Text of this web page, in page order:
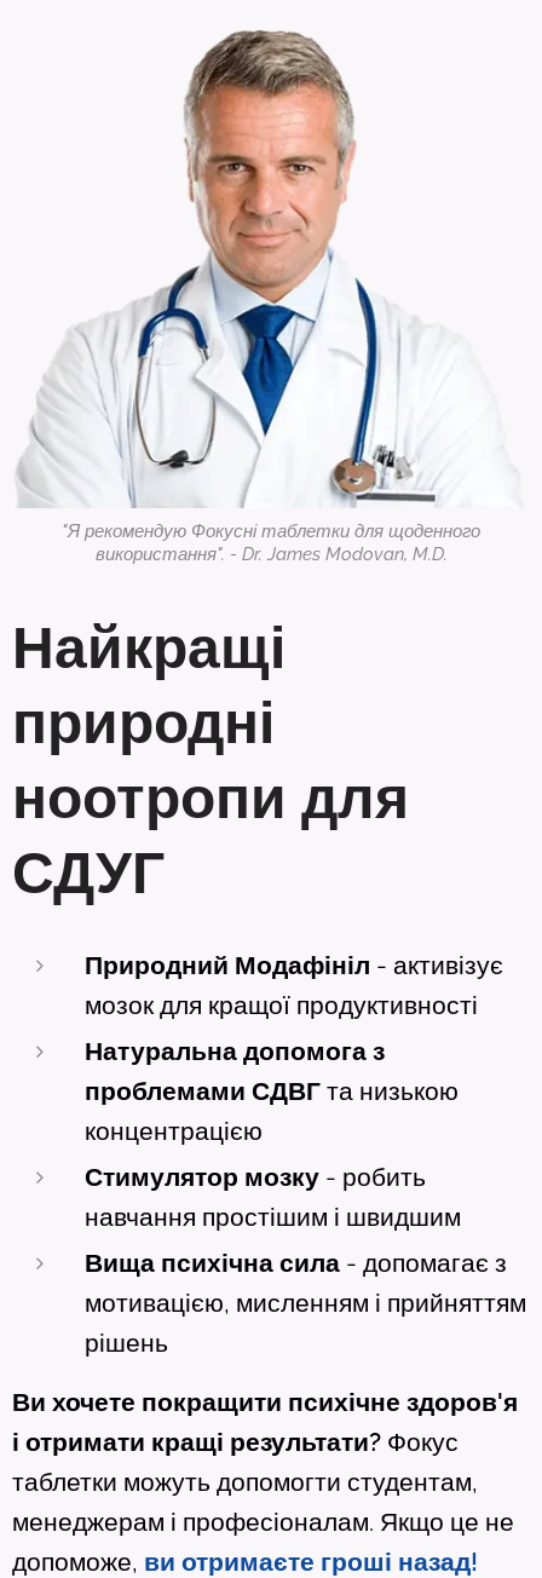
"Я рекомендую Фокусні таблетки для щоденного
використання". - Dr. James Modovan, M.D.
Найкращі
природні
ноотропи для
СДУГ
Природний Модафініл - активізує
мозок для кращої продуктивності
Натуральна допомога з
проблемами СДВГ та низькою
концентрацією
Стимулятор мозку - робить
навчання простішим і швидшим
Вища психічна сила - допомагає з
мотивацією, мисленням і прийняттям
рішень
Ви хочете покращити психічне здоров'я
і отримати кращі результати? Фокус
таблетки можуть допомогти студентам,
менеджерам і професіоналам. Якщо це не
допоможе, ви отримаєте гроші назад!